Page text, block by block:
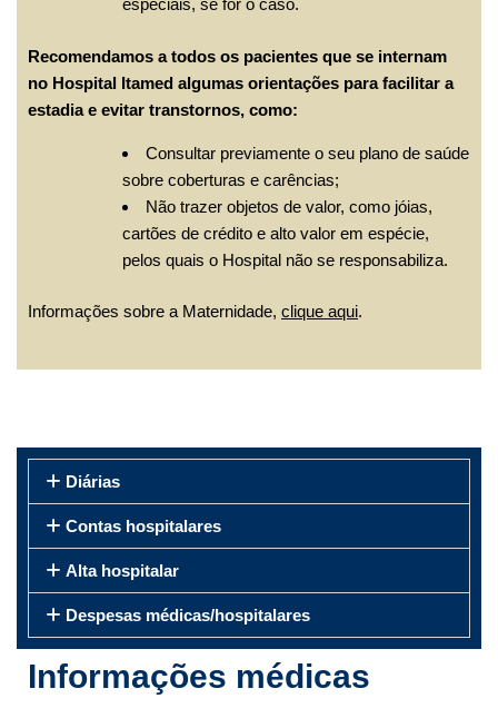
especiais, se for o caso.
Recomendamos a todos os pacientes que se internam
no Hospital Itamed algumas orientações para facilitar a
estadia e evitar transtornos, como:
Consultar previamente o seu plano de saúde
sobre coberturas e carências;
Não trazer objetos de valor, como jóias,
cartões de crédito e alto valor em espécie,
pelos quais o Hospital não se responsabiliza.
Informações sobre a Maternidade, clique aqui.
Diárias
Contas hospitalares
Alta hospitalar
Despesas médicas/hospitalares
Informações médicas